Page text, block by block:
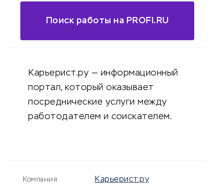
Поиск работы на PROFI.RU
Карьерист.ру — информационный
портал, который оказывает
посреднические услуги между
работодателем и соискателем.
Компания Карьерист.ру